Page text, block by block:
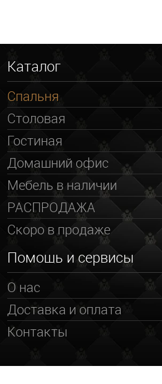
Каталог
Спальня
Столовая
Гостиная
Домашний офис
Мебель в наличии
РАСПРОДАЖА
Скоро в продаже
Помощь и сервисы
О нас
Доставка и оплата
Контакты